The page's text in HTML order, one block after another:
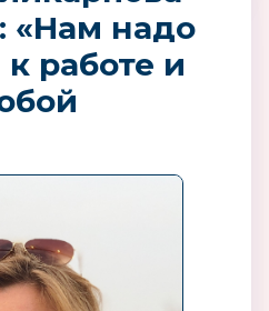
«Нам надо
к работе и